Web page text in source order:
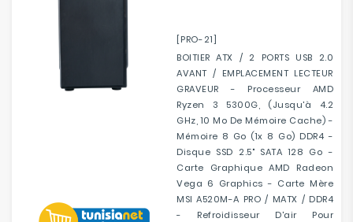
[PRO-21]
BOITIER ATX / 2 PORTS USB 2.0
AVANT / EMPLACEMENT LECTEUR
GRAVEUR - Processeur AMD
Ryzen 3 5300G, (jusqu'à 4.2
GHz, 10 Mo De Mémoire Cache) -
Mémoire 8 Go (1x 8 Go) DDR4 -
Disque SSD 2.5" SATA 128 Go -
Carte Graphique AMD Radeon
Vega 6 Graphics - Carte Mère
MSI A520M-A PRO / MATX / DDR4
- Refroidisseur D'air Pour